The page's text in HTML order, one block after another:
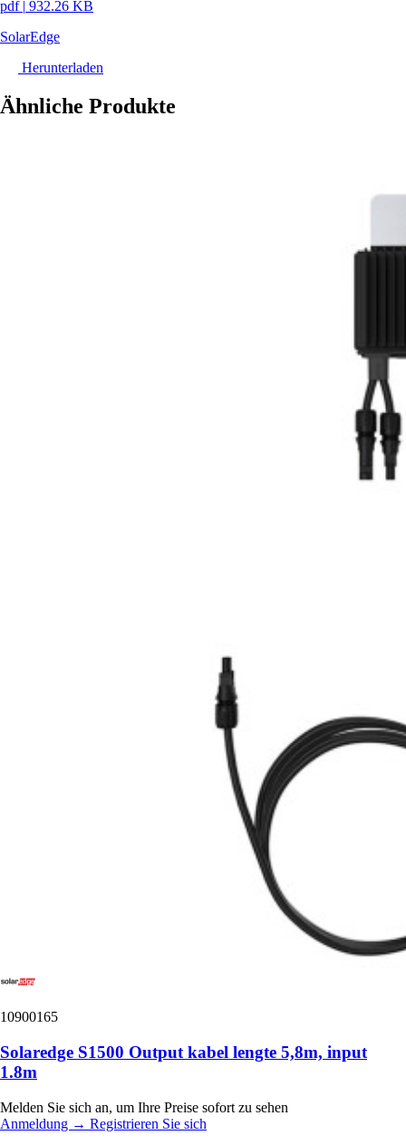
pdf | 932.26 KB
SolarEdge
Herunterladen
Ähnliche Produkte
10900165
Solaredge S1500 Output kabel lengte 5,8m, input
1.8m
Melden Sie sich an, um Ihre Preise sofort zu sehen
Anmeldung → Registrieren Sie sich